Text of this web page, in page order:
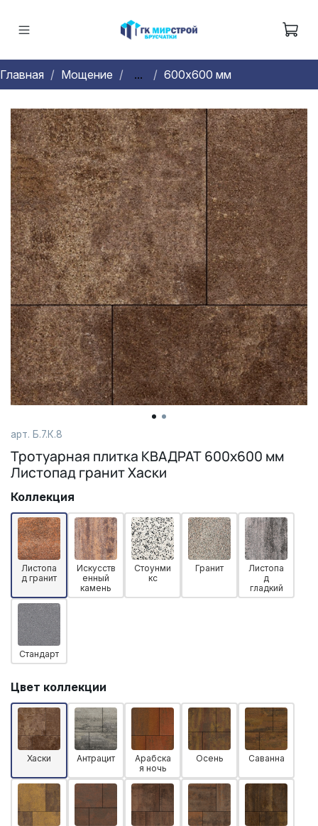
Главная Мощение ... 600х600 мм
арт. Б.7.К.8
Тротуарная плитка КВАДРАТ 600х600 мм
Листопад гранит Хаски
Коллекция
Листопа
д гранит
Искусств
енный
камень
Стоунми
кс
Гранит
Листопа
д
гладкий
Стандарт
Цвет коллекции
Хаски Антрацит
Арабска
я ночь
Осень Саванна